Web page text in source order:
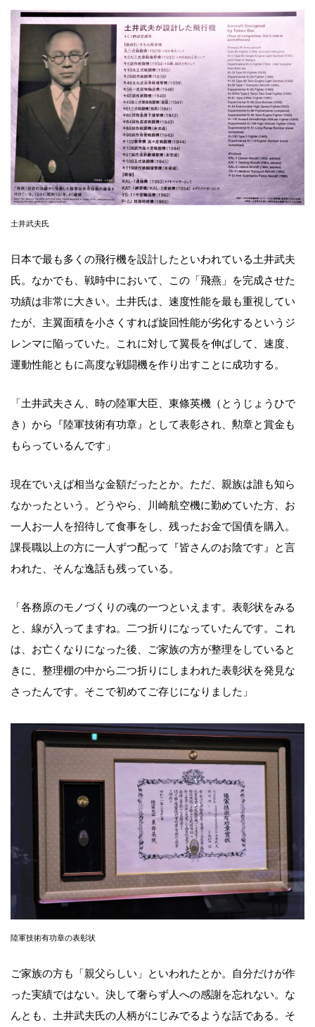
土井武夫氏
日本で最も多くの飛行機を設計したといわれている土井武夫
氏。なかでも、戦時中において、この「飛燕」を完成させた
功績は非常に大きい。土井氏は、速度性能を最も重視してい
たが、主翼面積を小さくすれば旋回性能が劣化するというジ
レンマに陥っていた。これに対して翼長を伸ばして、速度、
運動性能ともに高度な戦闘機を作り出すことに成功する。
「土井武夫さん、時の陸軍大臣、東條英機（とうじょうひで
き）から『陸軍技術有功章』として表彰され、勲章と賞金も
もらっているんです」
現在でいえば相当な金額だったとか。ただ、親族は誰も知ら
なかったという。どうやら、川崎航空機に勤めていた方、お
一人お一人を招待して食事をし、残ったお金で国債を購入。
課長職以上の方に一人ずつ配って『皆さんのお陰です』と言
われた、そんな逸話も残っている。
「各務原のモノづくりの魂の一つといえます。表彰状をみる
と、線が入ってますね。二つ折りになっていたんです。これ
は、お亡くなりになった後、ご家族の方が整理をしていると
きに、整理棚の中から二つ折りにしまわれた表彰状を発見な
さったんです。そこで初めてご存じになりました」
陸軍技術有功章の表彰状
ご家族の方も「親父らしい」といわれたとか。自分だけが作
った実績ではない。決して奢らず人への感謝を忘れない。な
んとも、土井武夫氏の人柄がにじみでるような話である。そ